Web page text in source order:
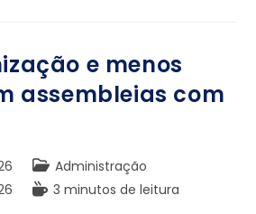
e menos
assembleias com
Administração
3 minutos de leitura